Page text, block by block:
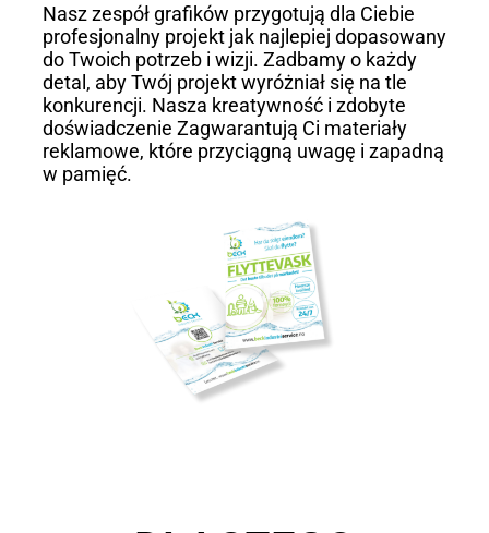
Nasz zespół grafików przygotują dla Ciebie
profesjonalny projekt jak najlepiej dopasowany
do Twoich potrzeb i wizji. Zadbamy o każdy
detal, aby Twój projekt wyróżniał się na tle
konkurencji. Nasza kreatywność i zdobyte
doświadczenie Zagwarantują Ci materiały
reklamowe, które przyciągną uwagę i zapadną
w pamięć.